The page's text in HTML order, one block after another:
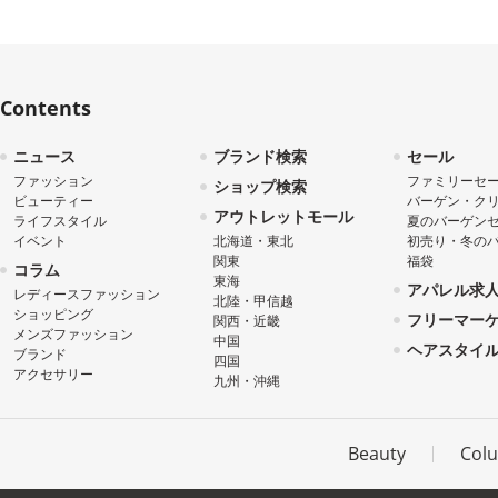
Contents
ニュース
ファッション
ビューティー
ライフスタイル
イベント
コラム
レディースファッション
ショッピング
メンズファッション
ブランド
アクセサリー
ブランド検索
ショップ検索
アウトレットモール
北海道・東北
関東
東海
北陸・甲信越
関西・近畿
中国
四国
九州・沖縄
セール
ファミリーセ
バーゲン・ク
夏のバーゲン
初売り・冬の
福袋
アパレル求
フリーマー
ヘアスタイ
Beauty